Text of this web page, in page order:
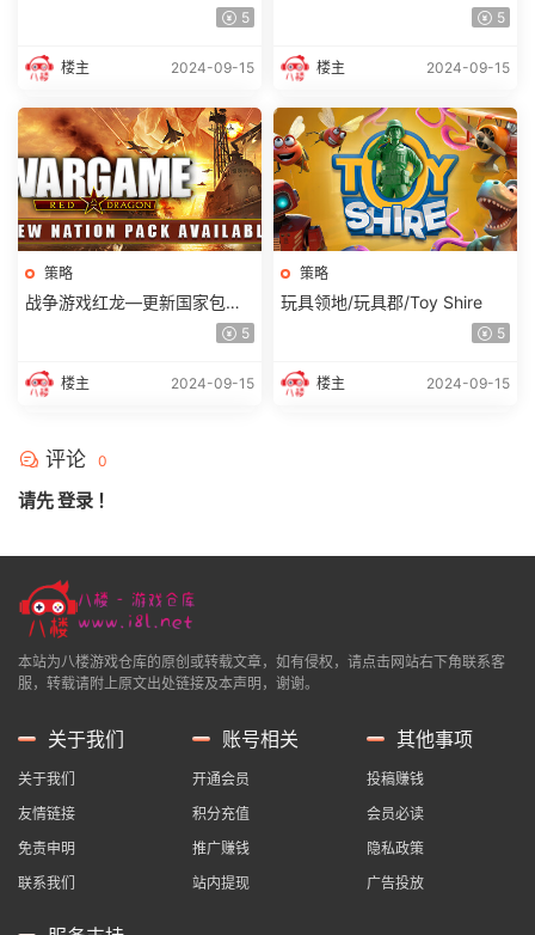
hology: Retold (更新 v100.17.
5
楼主 2024-09-15
5
楼主 2024-09-15
策略
战争游戏红龙—更新国家包：
5
楼主 2024-09-15
策略
玩具领地/玩具郡/Toy Shire
5
楼主 2024-09-15
评论 0
请先登录 ！
本站为八楼游戏仓库的原创或转载文章，如有侵权，请点击网站右下角联系客
服，转载请附上原文出处链接及本声明，谢谢。
关于我们
关于我们
友情链接
免责申明
联系我们
账号相关
开通会员
积分充值
推广赚钱
站内提现
其他事项
投稿赚钱
会员必读
隐私政策
广告投放